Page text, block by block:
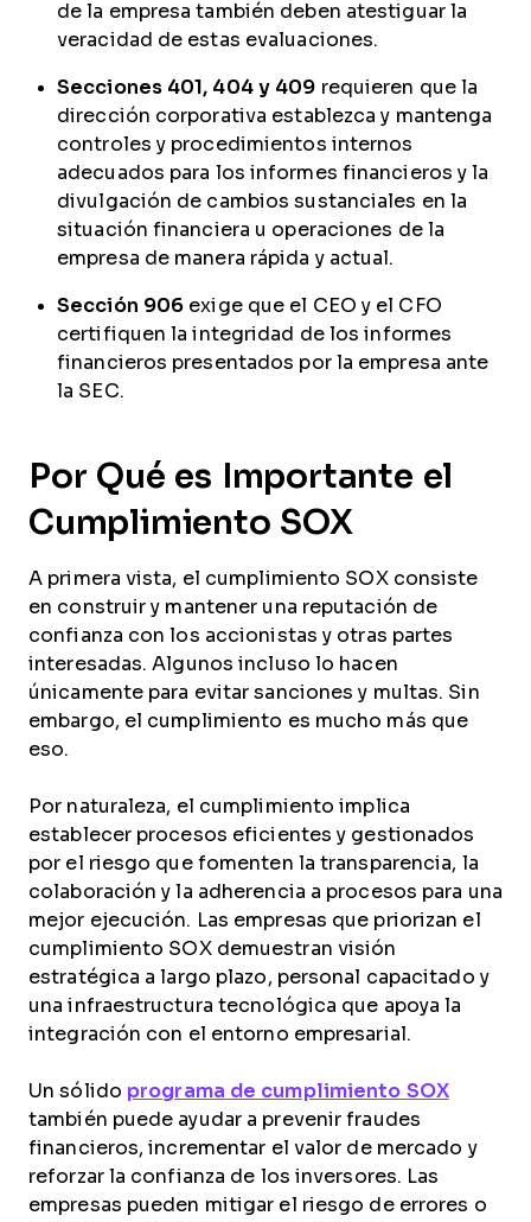
de la empresa también deben atestiguar la
veracidad de estas evaluaciones.
Secciones 401, 404 y 409 requieren que la
dirección corporativa establezca y mantenga
controles y procedimientos internos
adecuados para los informes financieros y la
divulgación de cambios sustanciales en la
situación financiera u operaciones de la
empresa de manera rápida y actual.
Sección 906 exige que el CEO y el CFO
certifiquen la integridad de los informes
financieros presentados por la empresa ante
la SEC.
Por Qué es Importante el
Cumplimiento SOX
A primera vista, el cumplimiento SOX consiste
en construir y mantener una reputación de
confianza con los accionistas y otras partes
interesadas. Algunos incluso lo hacen
únicamente para evitar sanciones y multas. Sin
embargo, el cumplimiento es mucho más que
eso.
Por naturaleza, el cumplimiento implica
establecer procesos eficientes y gestionados
por el riesgo que fomenten la transparencia, la
colaboración y la adherencia a procesos para una
mejor ejecución. Las empresas que priorizan el
cumplimiento SOX demuestran visión
estratégica a largo plazo, personal capacitado y
una infraestructura tecnológica que apoya la
integración con el entorno empresarial.
Un sólido programa de cumplimiento SOX
también puede ayudar a prevenir fraudes
financieros, incrementar el valor de mercado y
reforzar la confianza de los inversores. Las
empresas pueden mitigar el riesgo de errores o